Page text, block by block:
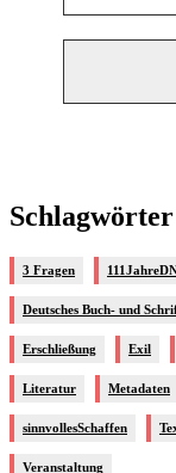
Schlagwörter
3 Fragen
Deutsches Buch- und
Erschließung Exil
Literatur Metadaten
sinnvollesSchaffen
Veranstaltung